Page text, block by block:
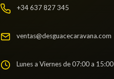
+34 637 827 345
ventas@desguacecaravana.com
Lunes a Viernes de 07:00 a 15:00